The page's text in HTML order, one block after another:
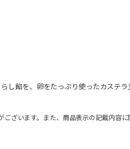
し餡を、卵をたっぷり使ったカステラ
ざいます。また、商品表示の記載内容に